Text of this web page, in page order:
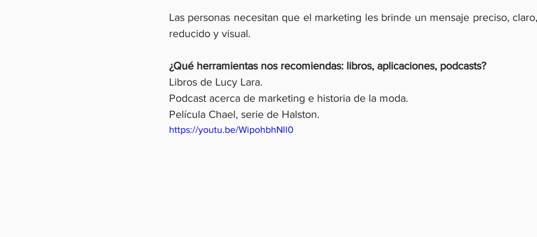
Las personas necesitan que el marketing les brinde un mensaje preciso,
reducido y visual.
¿Qué herramientas nos recomiendas: libros, aplicaciones, podcasts?
Libros de Lucy Lara.
Podcast acerca de marketing e historia de la moda.
Película Chael, serie de Halston.
https://youtu.be/WipohbhNll0